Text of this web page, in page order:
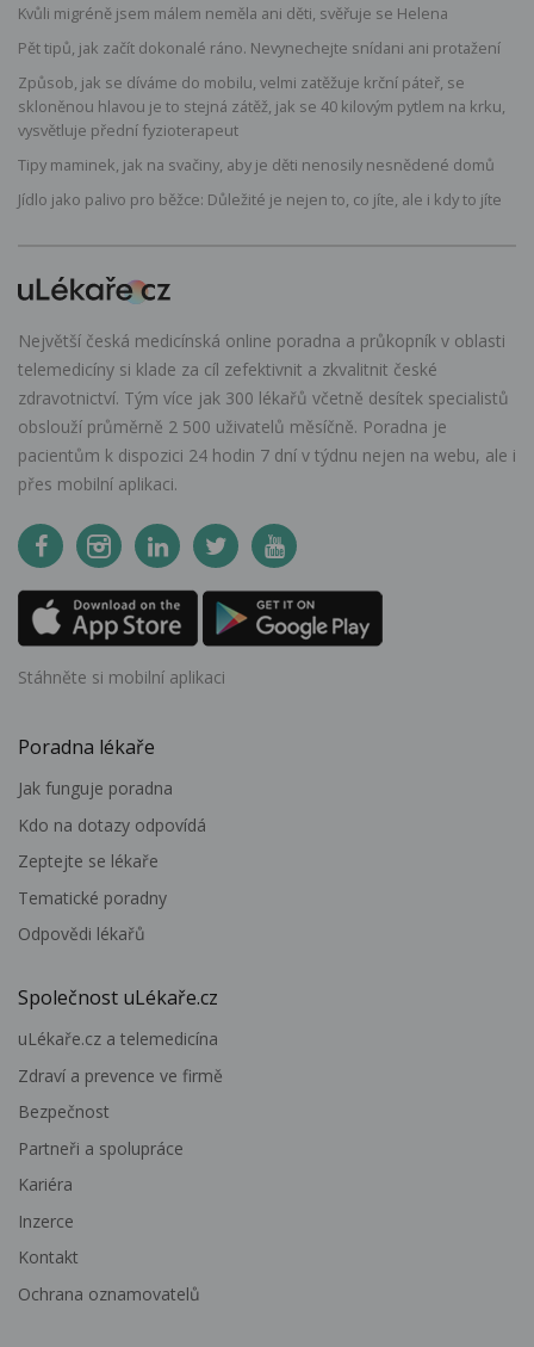
Kvůli migréně jsem málem neměla ani děti, svěřuje se Helena
Pět tipů, jak začít dokonalé ráno. Nevynechejte snídani ani protažení
Způsob, jak se díváme do mobilu, velmi zatěžuje krční páteř, se
skloněnou hlavou je to stejná zátěž, jak se 40 kilovým pytlem na krku,
vysvětluje přední fyzioterapeut
Tipy maminek, jak na svačiny, aby je děti nenosily nesnědené domů
Jídlo jako palivo pro běžce: Důležité je nejen to, co jíte, ale i kdy to jíte
Největší česká medicínská online poradna a průkopník v oblasti
telemedicíny si klade za cíl zefektivnit a zkvalitnit české
zdravotnictví. Tým více jak 300 lékařů včetně desítek specialistů
obslouží průměrně 2 500 uživatelů měsíčně. Poradna je
pacientům k dispozici 24 hodin 7 dní v týdnu nejen na webu, ale i
přes mobilní aplikaci.
Stáhněte si mobilní aplikaci
Poradna lékaře
Jak funguje poradna
Kdo na dotazy odpovídá
Zeptejte se lékaře
Tematické poradny
Odpovědi lékařů
Společnost uLékaře.cz
uLékaře.cz a telemedicína
Zdraví a prevence ve firmě
Bezpečnost
Partneři a spolupráce
Kariéra
Inzerce
Kontakt
Ochrana oznamovatelů